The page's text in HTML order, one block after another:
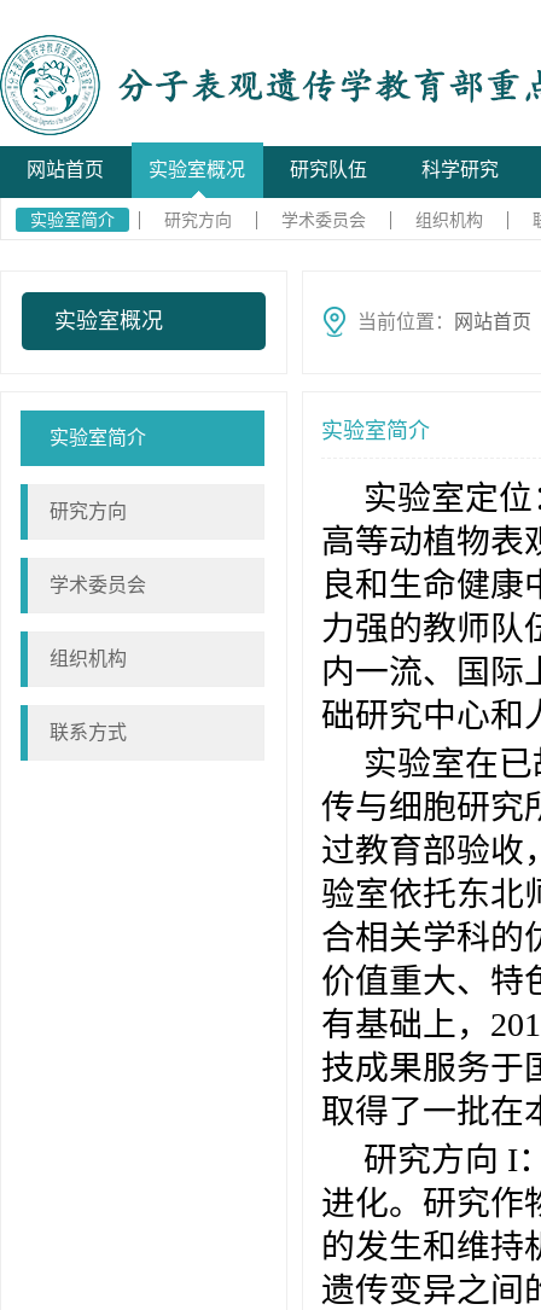
网站首页 实验室概况 研究队伍 科学研究
实验室简介 研究方向 学术委员会 组织机构
实验室概况 当前位置： 网站首页
实验室简介
研究方向
学术委员会
组织机构
联系方式
实验室简介
实验室定
高等动植物表
良和生命健康
力强的教师队
内一流、国际
础研究中心和
实验室在
传与细胞研究
过教育部验收
验室依托东北
合相关学科的
价值重大、特
有基础上，
技成果服务于
取得了一批在
研究方向 I
进化。研究作
的发生和维持
遗传变异之间